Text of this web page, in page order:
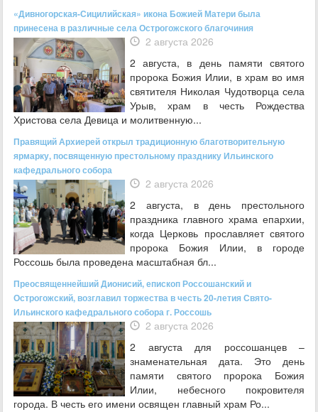
«Дивногорская-Сицилийская» икона Божией Матери была
принесена в различные села Острогожского благочиния
2 августа 2026
2 августа, в день памяти святого
пророка Божия Илии, в храм во имя
святителя Николая Чудотворца села
Урыв, храм в честь Рождества
Христова села Девица и молитвенную...
Правящий Архиерей открыл традиционную благотворительную
ярмарку, посвященную престольному празднику Ильинского
кафедрального собора
2 августа 2026
2 августа, в день престольного
праздника главного храма епархии,
когда Церковь прославляет святого
пророка Божия Илии, в городе
Россошь была проведена масштабная бл...
Преосвященнейший Дионисий, епископ Россошанский и
Острогожский, возглавил торжества в честь 20-летия Свято-
Ильинского кафедрального собора г. Россошь
2 августа 2026
2 августа для россошанцев –
знаменательная дата. Это день
памяти святого пророка Божия
Илии, небесного покровителя
города. В честь его имени освящен главный храм Ро...